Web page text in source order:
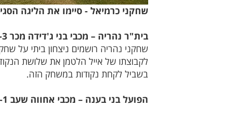
שחקני כרמיאל - סיימו את הליגה
בית"ר נהריה – מכבי בני ג'דידה מכר 2-3
שחקני נהריה רושמים ניצחון ביתי על
לקבוצתו של אייל הלטמן את שלושת
בשביל לקחת נקודות במשחק הזה.
הפועל בני בענה – מכבי אחווה שעב 3-1